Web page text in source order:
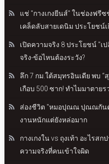
แช่ "กางเกงยีนส์" ในช่องฟรี
เคล็ดลับสายเดนิม ประโยชน์
เปิดความจริง 8 ประโยชน์ "
จริง-ข้อไหนต้องระวัง?
ลึก 7 กม.ใต้สมุทรอินเดีย พบ
เกือบ 500 ซาก! ทำไมมาตาย
ส่องชีวิต "หมอปุณณ ปุณณกัน
งานหนักแต่ยังหล่อมาก
กางเกงใน vs ถุงเท้า อะไรส
ความจริงที่คนเข้าใจผิด